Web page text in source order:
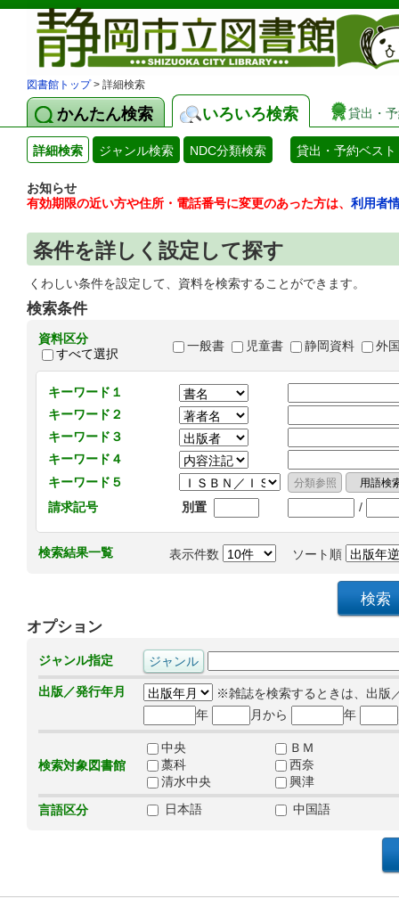
図書館トップ> 詳細検索
かんたん検索 いろいろ検索 貸出・
詳細検索 ジャンル検索 NDC分類検索 貸出・予約ベスト
お知らせ
有効期限の近い方や住所・電話番号に変更のあった方は、 利用者
条件を詳しく設定して探す
くわしい条件を設定して、資料を検索することができます。
検索条件
資料区分
すべて選択
一般書 児童書 静岡資料 外
キーワード１
キーワード２
キーワード３
キーワード４
キーワード５
請求記号
別置 /
検索結果一覧 表示件数 ソート順
オプション
ジャンル指定
出版／発行年月
※雑誌を検索するときは、出版
年
月から 年
検索対象図書館
中央
ＢＭ
藁科
西奈
清水中央
興津
言語区分
日本語 中国語